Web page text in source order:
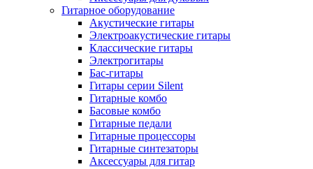
Гитарное оборудование
Акустические гитары
Электроакустические гитары
Классические гитары
Электрогитары
Бас-гитары
Гитары серии Silent
Гитарные комбо
Басовые комбо
Гитарные педали
Гитарные процессоры
Гитарные синтезаторы
Аксессуары для гитар